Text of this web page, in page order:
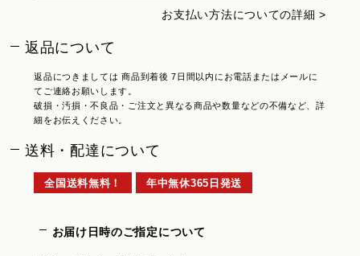
お支払い方法についての詳細 >
返品について
返品につきましては 商品到着後 7日間以内にお電話またはメールに
てご連絡お願いします。
破損・汚損・不良品・ご注文と異なる商品や数量などの不備など、詳
細をお伝えください。
送料・配達について
全国送料無料！ 年中無休365日発送
お届け日時のご指定について